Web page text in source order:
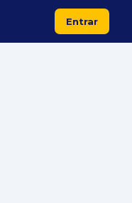
Entrar